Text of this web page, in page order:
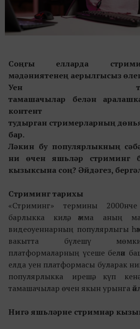
Соңгы елларда
мәдәниятенең аерылгысыз
Уен
тамашачылар
белән
контент
тудырган стримерларның
бар.
Ләкин бу популярлыкның
ни өчен яшьләр стриминг
кызыксына соң? Әйдәгез,
Стриминг тарихы
«Стриминг» термины
барлыкка килә, әмма аның
видеоуеннарның популярлыгы
вакытта бүлешү
платформаларның үсеше белән
елда уен платформасы буларак
популярлыкка ирешә, күп
тамашачылар өчен якын урынга
Нигә яшьләрне стримнар